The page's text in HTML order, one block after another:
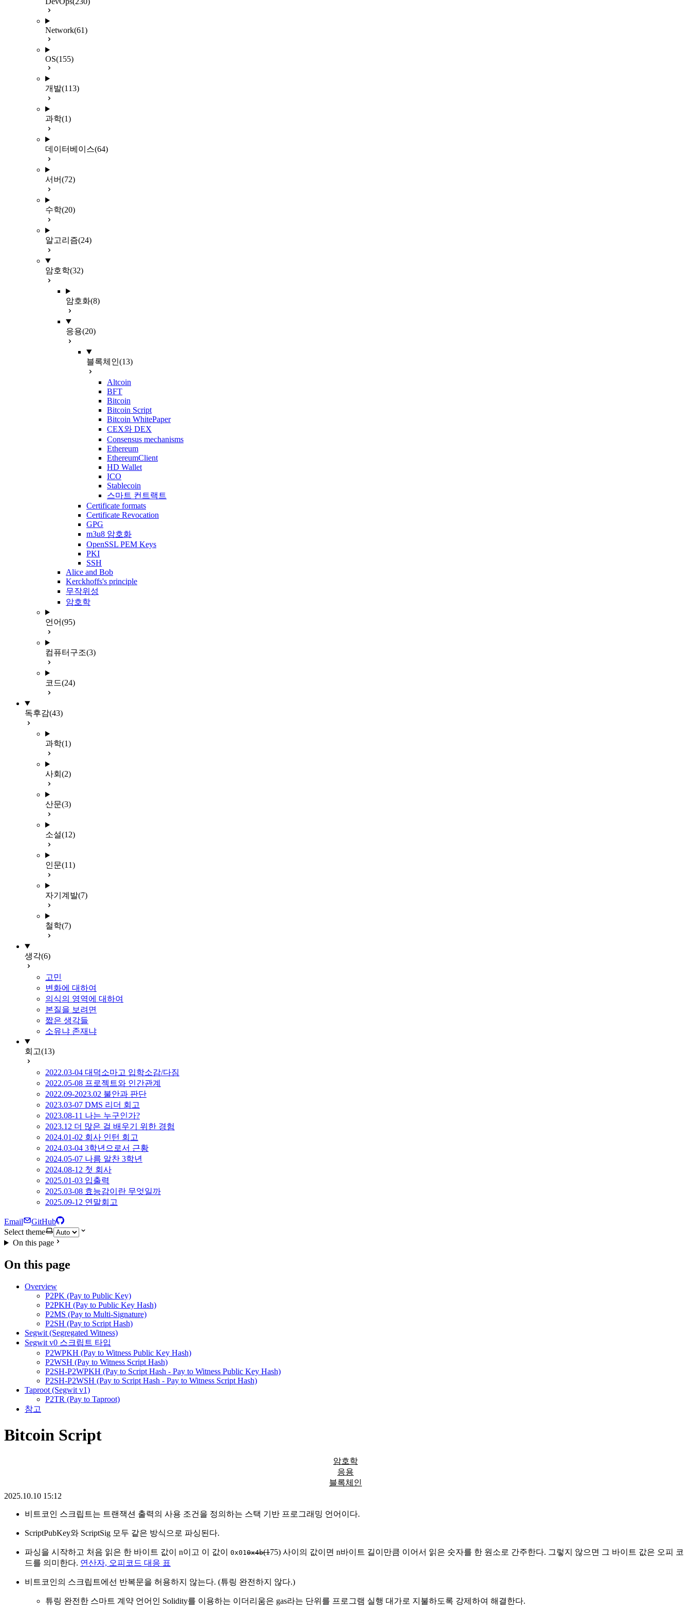
Network(61)
OS(155)
개발(113)
과학(1)
데이터베이스(64)
서버(72)
수학(20)
알고리즘(24)
암호학(32)
암호화(8)
응용(20)
블록체인(13)
Altcoin
BFT
Bitcoin
Bitcoin Script
Bitcoin WhitePaper
CEX와 DEX
Consensus mechanisms
Ethereum
EthereumClient
HD Wallet
ICO
Stablecoin
스마트 컨트랙트
Certificate formats
Certificate Revocation
GPG
m3u8 암호화
OpenSSL PEM Keys
PKI
SSH
Alice and Bob
Kerckhoffs's principle
무작위성
암호학
언어(95)
컴퓨터구조(3)
코드(24)
독후감(43)
과학(1)
사회 (2)
산문(3)
소설(12)
인문(11)
자기계발(7)
철학(7)
생각(6)
고민
변화에 대하여
의식의 영역에 대하여
본질을 보려면
짧은 생각들
소유냐 존재냐
회고(13)
2022.03-04 대덕소마고 입학소감/다짐
2022.05-08 프로젝트와 인간관계
2022.09-2023.02 불안과 판단
2023.03-07 DMS 리더 회고
2023.08-11 나는 누구인가?
2023.12 더 많은 걸 배우기 위한 경험
2024.01-02 회사 인턴 회고
2024.03-04 3학년으로서 근황
2024.05-07 나름 알찬 3학년
2024.08-12 첫 회사
2025.01-03 입출력
2025.03-08 효능감이란 무엇일까
2025.09-12 연말회고
Email
GitHub
Select theme
On this page
On this page
Overview
P2PK (Pay to Public Key)
P2PKH (Pay to Public Key Hash)
P2MS (Pay to Multi-Signature)
P2SH (Pay to Script Hash)
Segwit (Segregated Witness)
Segwit v0 스크립트 타입
P2WPKH (Pay to Witness Public Key Hash)
P2WSH (Pay to Witness Script Hash)
P2SH-P2WPKH (Pay to Script Hash - Pay to Witness Public Key Hash)
P2SH-P2WSH (Pay to Script Hash - Pay to Witness Script Hash)
Taproot (Segwit v1)
P2TR (Pay to Taproot)
참고
Bitcoin Script
암호학
응용
블록체인
2025.10.10 15:12
비트코인 스크립트는 트랜잭션 출력의 사용 조건을 정의하는 스택 기반 프로그래밍 언어이다.
ScriptPubKey와 ScriptSig 모두 같은 방식으로 파싱된다.
파싱을 시작하고 처음 읽은 한 바이트 값이 n이고 이 값이 0x01 0x4b(175) 사이의 값이면 n바이트 길이만큼 이어서 읽은 숫자를 한 원소로 간주한다. 그렇지 않으면 그 바이트 값은 오피 코
드를 의미한다. 연산자, 오피코드 대응 표
비트코인의 스크립트에선 반복문을 허용하지 않는다. (튜링 완전하지 않다.)
튜링 완전한 스마트 계약 언어인 Solidity를 이용하는 이더리움은 gas라는 단위를 프로그램 실행 대가로 지불하도록 강제하여 해결한다.